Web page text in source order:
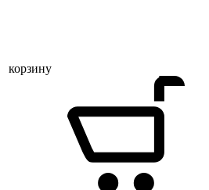
корзину